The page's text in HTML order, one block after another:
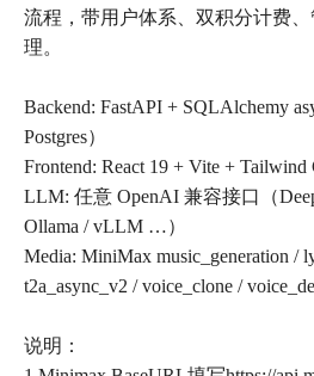
流程，带用户体系、双积分计费
理。
Backend: FastAPI + SQLAlchemy
Postgres）
Frontend: React 19 + Vite + Tailwind
LLM: 任意 OpenAI 兼容接口（
Ollama / vLLM …）
Media: MiniMax music_generation /
t2a_async_v2 / voice_clone /
说明：